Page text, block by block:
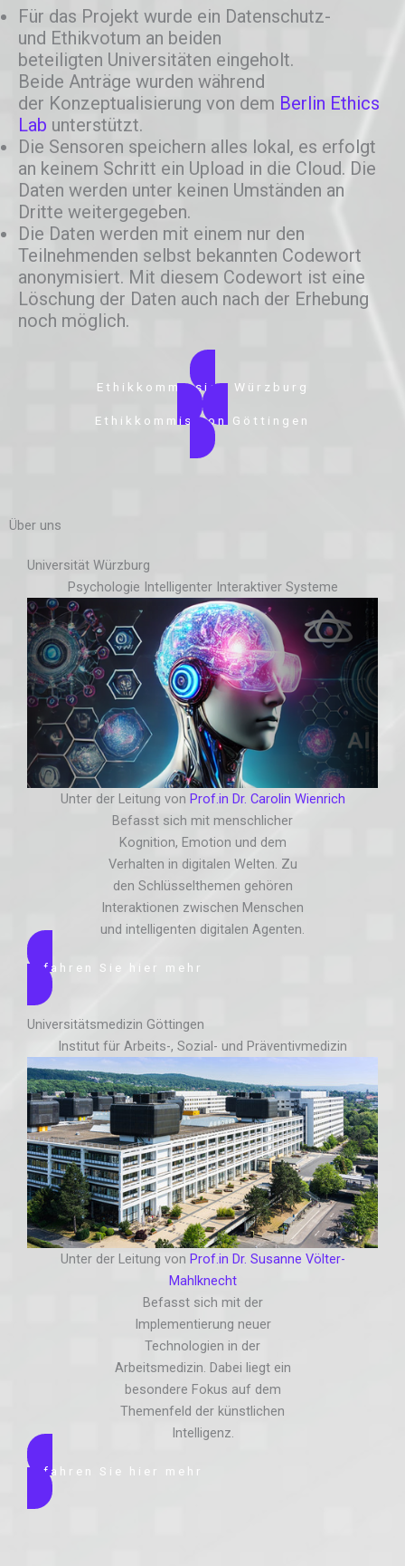
Für das Projekt wurde ein Datenschutz-
und Ethikvotum an beiden
beteiligten Universitäten eingeholt.
Beide Anträge wurden während
der Konzeptualisierung von dem Berlin Ethics
Lab unterstützt.
Die Sensoren speichern alles lokal, es erfolgt
an keinem Schritt ein Upload in die Cloud. Die
Daten werden unter keinen Umständen an
Dritte weitergegeben.
Die Daten werden mit einem nur den
Teilnehmenden selbst bekannten Codewort
anonymisiert. Mit diesem Codewort ist eine
Löschung der Daten auch nach der Erhebung
noch möglich.
Ethikkommission Würzburg
Ethikkommission Göttingen
Über uns
Universität Würzburg
Psychologie Intelligenter Interaktiver Systeme
Unter der Leitung von Prof.in Dr. Carolin Wienrich
Befasst sich mit menschlicher
Kognition, Emotion und dem
Verhalten in digitalen Welten. Zu
den Schlüsselthemen gehören
Interaktionen zwischen Menschen
und intelligenten digitalen Agenten.
Erfahren Sie hier mehr
Universitätsmedizin Göttingen
Institut für Arbeits-, Sozial- und Präventivmedizin
Unter der Leitung von Prof.in Dr. Susanne Völter-
Mahlknecht
Befasst sich mit der
Implementierung neuer
Technologien in der
Arbeitsmedizin. Dabei liegt ein
besondere Fokus auf dem
Themenfeld der künstlichen
Intelligenz.
Erfahren Sie hier mehr